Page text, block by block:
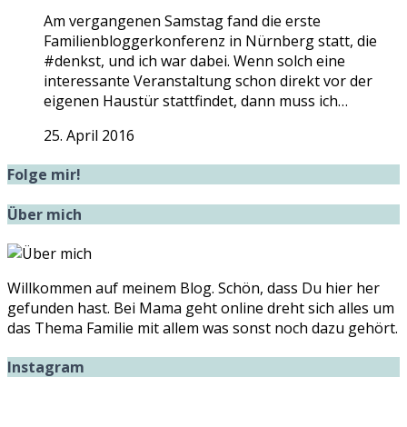
Am vergangenen Samstag fand die erste
Familienbloggerkonferenz in Nürnberg statt, die
#denkst, und ich war dabei. Wenn solch eine
interessante Veranstaltung schon direkt vor der
eigenen Haustür stattfindet, dann muss ich…
25. April 2016
Folge mir!
Über mich
Willkommen auf meinem Blog. Schön, dass Du hier her
gefunden hast. Bei Mama geht online dreht sich alles um
das Thema Familie mit allem was sonst noch dazu gehört.
Instagram